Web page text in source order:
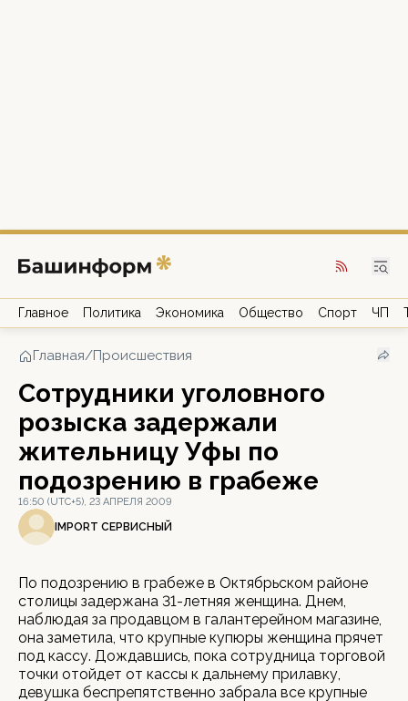
Главное Политика Экономика Общество Спорт ЧП
Главная/Происшествия
Сотрудники уголовного
розыска задержали
жительницу Уфы по
подозрению в грабеже
16:50 (UTC+5), 23 АПРЕЛЯ 2009
IMPORT СЕРВИСНЫЙ
По подозрению в грабеже в Октябрьском районе
столицы задержана 31-летняя женщина. Днем,
наблюдая за продавцом в галантерейном магазине,
она заметила, что крупные купюры женщина прячет
под кассу. Дождавшись, пока сотрудница торговой
точки отойдет от кассы к дальнему прилавку,
девушка беспрепятственно забрала все крупные